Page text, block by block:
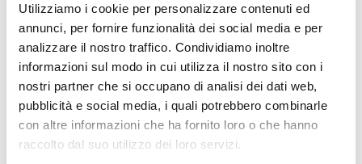
Utilizziamo i cookie per personalizzare contenuti ed
annunci, per fornire funzionalità dei social media e per
analizzare il nostro traffico. Condividiamo inoltre
informazioni sul modo in cui utilizza il nostro sito con i
nostri partner che si occupano di analisi dei dati web,
pubblicità e social media, i quali potrebbero combinarle
con altre informazioni che ha fornito loro o che hanno
raccolto dal suo utilizzo dei loro servizi.
Per acquistare questo servizio effettua illogin
sei uno studente della Scuola Freud (o futuro alunno
già iscritto,registraticon il tuo codice fiscale), se
non invece non sei ancora iscrittoclicca quie richiedi
informazioni.